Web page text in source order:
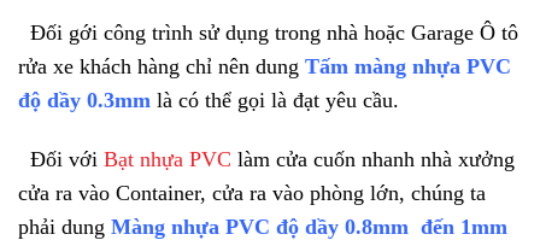
Đối gới công trình sử dụng trong nhà hoặc Garage Ô tô
rửa xe khách hàng chỉ nên dung Tấm màng nhựa PVC
độ dầy 0.3mm là có thể gọi là đạt yêu cầu.
Đối với Bạt nhựa PVC làm cửa cuốn nhanh nhà xưởng
cửa ra vào Container, cửa ra vào phòng lớn, chúng ta
phải dung Màng nhựa PVC độ dầy 0.8mm đến 1mm